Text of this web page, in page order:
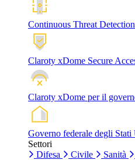
Continuous Threat
Claroty xDome Secure
Claroty xDome per il
Governo federale degli Stati
Settori
Difesa
Civile Sanità